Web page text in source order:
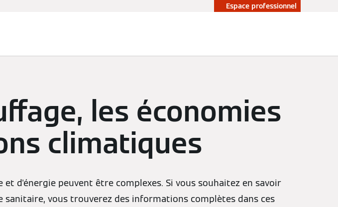
Espace professionnel
les économies
climatiques
d'énergie peuvent être complexes. Si vous souhaitez en savoir
vous trouverez des informations complètes dans ces